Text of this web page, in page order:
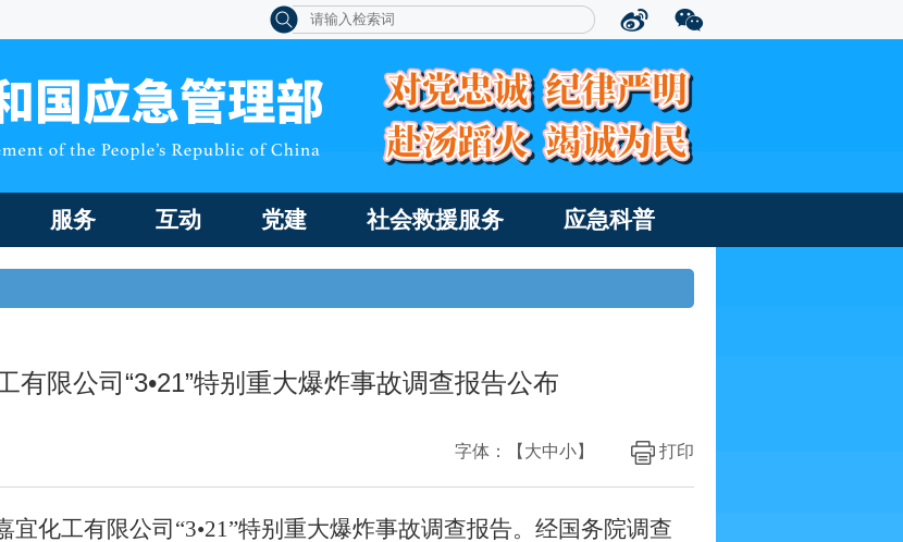
服务 互动 党建 社会救援服务 应急科普
有限公司“3•21”特别重大爆炸事故调查报告公布
打印
字体：【 大中小】
宜化工有限公司“3•21”特别重大爆炸事故调查报告。经国务院调查